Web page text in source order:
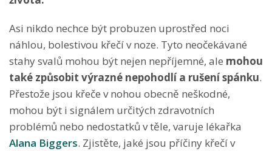
Asi nikdo nechce být probuzen uprostřed noci
náhlou, bolestivou křečí v noze. Tyto neočekávané
stahy svalů mohou být nejen nepříjemné, ale mohou
také způsobit výrazné nepohodlí a rušení spánku.
Přestože jsou křeče v nohou obecně neškodné,
mohou být i signálem určitých zdravotních
problémů nebo nedostatků v těle, varuje lékařka
Alana Biggers. Zjistěte, jaké jsou příčiny křečí v